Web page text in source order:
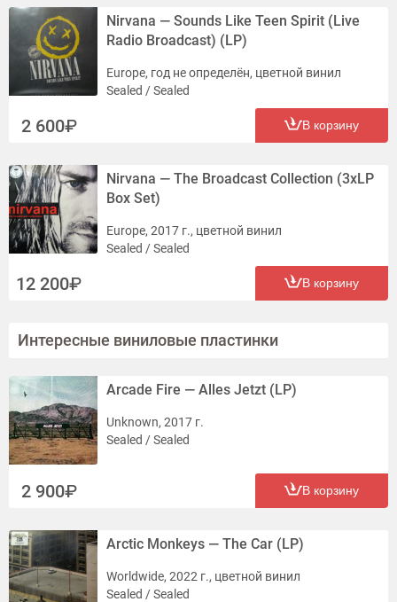
Nirvana — Sounds Like Teen Spirit (Live
Radio Broadcast) (LP)
Europe, год не определён, цветной винил
Sealed / Sealed
2 600 В корзину
Nirvana — The Broadcast Collection (3xLP
Box Set)
Europe, 2017 г., цветной винил
Sealed / Sealed
12 200 В корзину
Интересные виниловые пластинки
Arcade Fire — Alles Jetzt (LP)
Unknown, 2017 г.
Sealed / Sealed
2 900 В корзину
Arctic Monkeys — The Car (LP)
Worldwide, 2022 г., цветной винил
Sealed / Sealed